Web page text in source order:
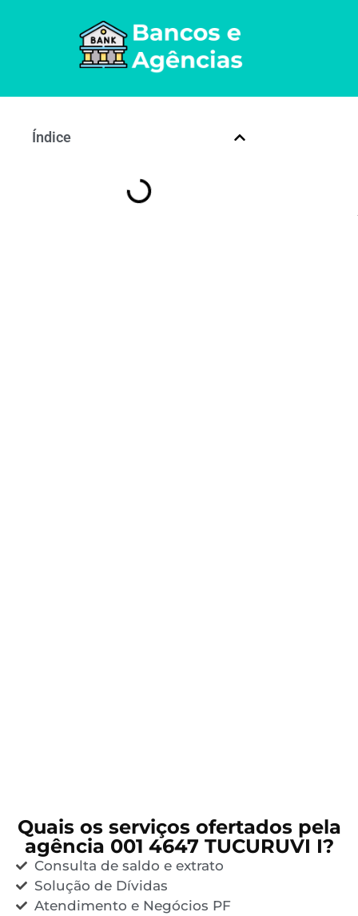
Índice
Quais os serviços ofertados pela
agência 001 4647 TUCURUVI I?
Consulta de saldo e extrato
Solução de Dívidas
Atendimento e Negócios PF